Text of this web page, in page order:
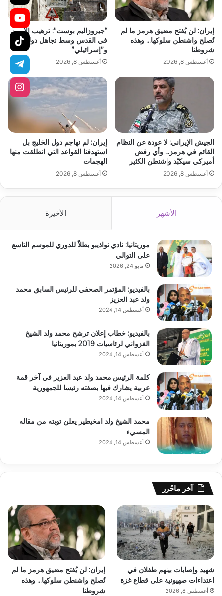
إيران: لن يُفتح مضيق هرمز ما لم
تُصلح واشنطن سلوكها… وهذه
شروطنا
أغسطس 8, 2026
“جيروزاليم بوست”: ترهيب الأرمن
في القدس وسط تجاهل دولي
و”إسرائيلي”
أغسطس 8, 2026
الجيش الإيراني: لا عودة عن النظام
القائم في هرمز… وأي رفض
أميركي سيكبّد واشنطن الكثير
أغسطس 8, 2026
إيران: لم نهاجم دول الخليج بل
استهدفنا القواعد التي انطلقت منها
الهجمات
أغسطس 8, 2026
الأشهر الأخيرة
موريتانيا: نادي نواذيبو بطلاً للدوري للموسم التاسع
على التوالي
مايو 24, 2026
بالفيديو: المؤتمر الصحفي للرئيس السابق محمد
ولد عبد العزيز
أغسطس 14, 2024
بالفيديو: خطاب إعلان ترشح محمد ولد الشيخ
الغزواني لرئاسيات 2019 بموريتانيا
أغسطس 14, 2024
كلمة الرئيس محمد ولد عبد العزيز في آخر قمة
عربية يشارك فيها بصفته رئيسا للجمهورية
أغسطس 14, 2024
محمد الشيخ ولد امخيطير يعلن توبته من مقاله
المسيء
أغسطس 14, 2024
آخر ماحُرر
شهيد وإصابات بينهم طفلان في
اعتداءات صهيونية على قطاع غزة
أغسطس 8, 2026
إيران: لن يُفتح مضيق هرمز ما لم
تُصلح واشنطن سلوكها… وهذه
شروطنا